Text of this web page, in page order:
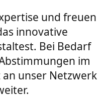
und freuen
innovative
Bei Bedarf
im
unser Netzwerk